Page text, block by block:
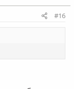
#16